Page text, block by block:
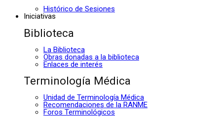
Histórico de Sesiones
Iniciativas
Biblioteca
La Biblioteca
Obras donadas a la biblioteca
Enlaces de interés
Terminología Médica
Unidad de Terminología Médica
Recomendaciones de la RANME
Foros Terminológicos